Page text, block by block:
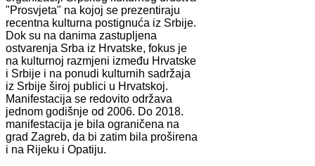
"Prosvjeta" na kojoj se prezentiraju
recentna kulturna postignuća iz Srbije.
Dok su na danima zastupljena
ostvarenja Srba iz Hrvatske, fokus je
na kulturnoj razmjeni između Hrvatske
i Srbije i na ponudi kulturnih sadržaja
iz Srbije široj publici u Hrvatskoj.
Manifestacija se redovito održava
jednom godišnje od 2006. Do 2018.
manifestacija je bila ograničena na
grad Zagreb, da bi zatim bila proširena
i na Rijeku i Opatiju.